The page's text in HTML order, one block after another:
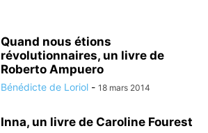
Quand nous étions
révolutionnaires, un livre de
Roberto Ampuero
Bénédicte de Loriol - 18 mars 2014
Inna, un livre de Caroline Fourest